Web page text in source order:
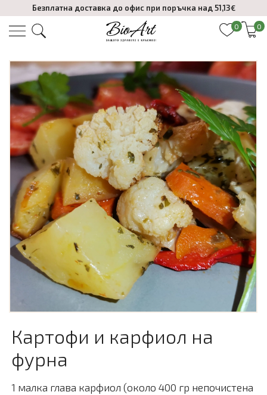
Безплатна доставка до офис при поръчка над 51,13€
0 0
Картофи и карфиол на
фурна
1 малка глава карфиол (около 400 гр непочистена